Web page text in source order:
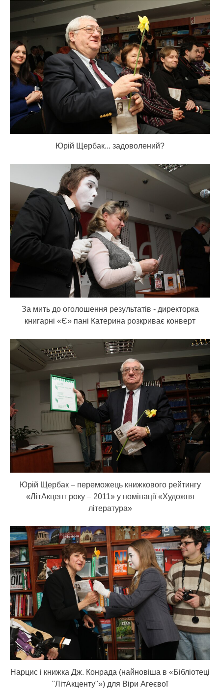
Юрій Щербак... задоволений?
За мить до оголошення результатів - директорка
книгарні «Є» пані Катерина розкриває конверт
Юрій Щербак – переможець книжкового рейтингу
«ЛітАкцент року – 2011» у номінації «Художня
література»
Нарцис і книжка Дж. Конрада (найновіша в «Бібліотеці
"ЛітАкценту"») для Віри Агеєвої